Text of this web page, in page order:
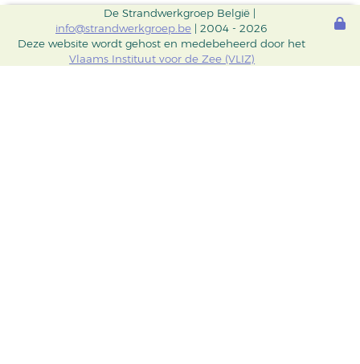
De Strandwerkgroep België |
info@strandwerkgroep.be | 2004 - 2026
Deze website wordt gehost en medebeheerd door het
Vlaams Instituut voor de Zee (VLIZ)